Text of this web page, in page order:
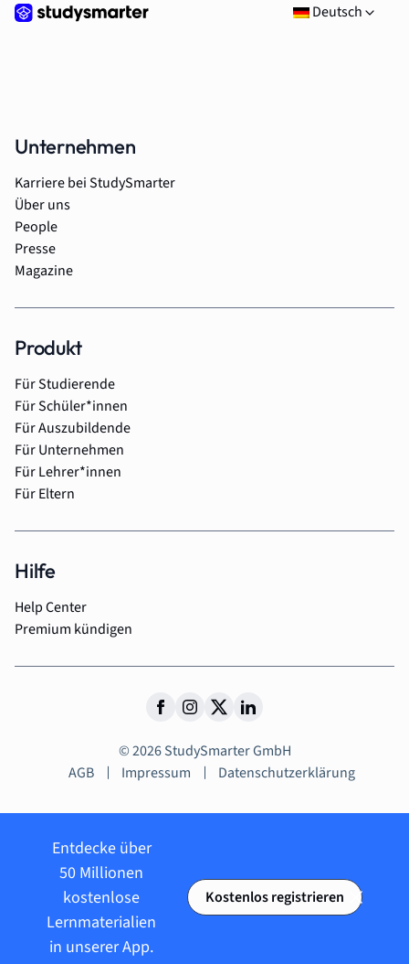
Deutsch
Unternehmen
Karriere bei StudySmarter
Über uns
People
Presse
Magazine
Produkt
Für Studierende
Für Schüler*innen
Für Auszubildende
Für Unternehmen
Für Lehrer*innen
Für Eltern
Hilfe
Help Center
Premium kündigen
© 2026 StudySmarter GmbH
AGB
Impressum Datenschutzerklärung
Entdecke über
50 Millionen
kostenlose
Lernmaterialien
in unserer App.
Kostenlos registrieren